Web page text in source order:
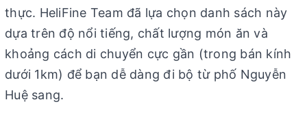
thực. HeliFine Team đã lựa chọn danh sách này
dựa trên độ nổi tiếng, chất lượng món ăn và
khoảng cách di chuyển cực gần (trong bán kính
dưới 1km) để bạn dễ dàng đi bộ từ phố Nguyễn
Huệ sang.